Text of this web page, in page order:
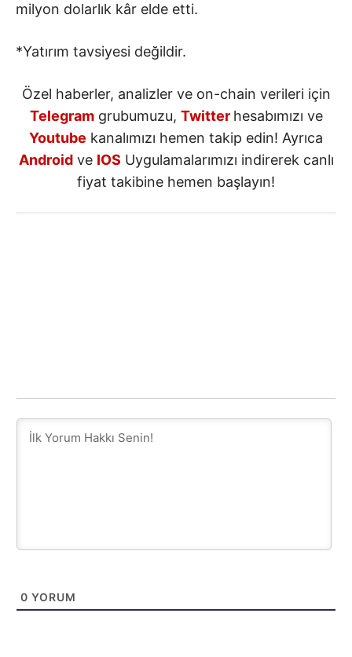
milyon dolarlık kâr elde etti.
*Yatırım tavsiyesi değildir.
Özel haberler, analizler ve on-chain verileri için
Telegramgrubumuzu, Twitter hesabımızı ve
Youtube kanalımızı hemen takip edin! Ayrıca
Androidve IOS Uygulamalarımızı indirerek canlı
fiyat takibine hemen başlayın!
0 YORUM